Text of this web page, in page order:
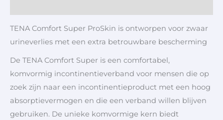
TENA Comfort Super ProSkin is ontworpen voor zwaar
urineverlies met een extra betrouwbare bescherming
De TENA Comfort Super is een comfortabel,
komvormig incontinentieverband voor mensen die op
zoek zijn naar een incontinentieproduct met een hoog
absorptievermogen en die een verband willen blijven
gebruiken. De unieke komvormige kern biedt